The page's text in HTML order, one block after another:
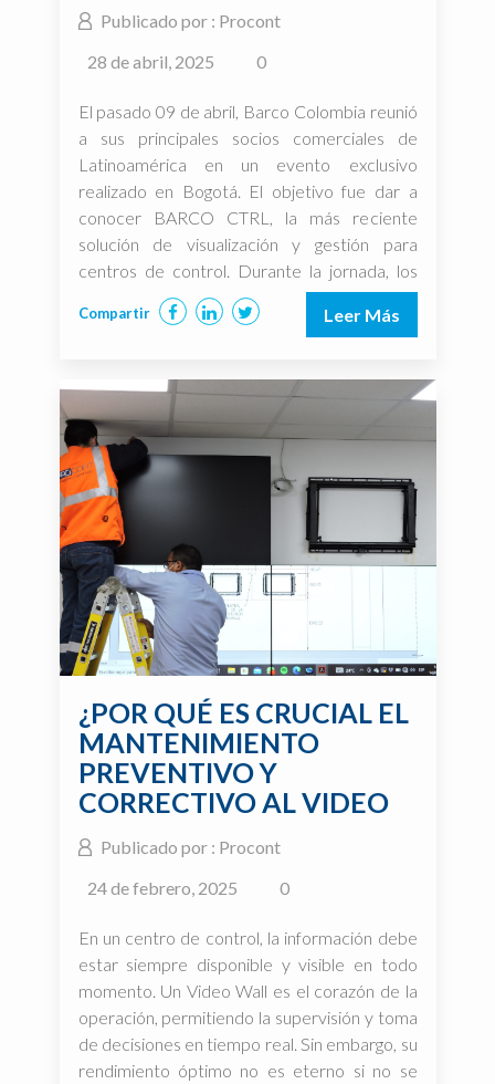
Publicado por : Procont
28 de abril, 2025
0
El pasado 09 de abril, Barco Colombia reunió
a sus principales socios comerciales de
Latinoamérica en un evento exclusivo
realizado en Bogotá. El objetivo fue dar a
conocer BARCO CTRL, la más reciente
solución de visualización y gestión para
centros de control. Durante la jornada, los
asistentes pudieron conocer de primera
mano las funcionalidades, características […]
Leer Más
Compartir
¿POR QUÉ ES CRUCIAL EL
MANTENIMIENTO
PREVENTIVO Y
CORRECTIVO AL VIDEO
WALL?
Publicado por : Procont
24 de febrero, 2025
0
En un centro de control, la información debe
estar siempre disponible y visible en todo
momento. Un Video Wall es el corazón de la
operación, permitiendo la supervisión y toma
de decisiones en tiempo real. Sin embargo, su
rendimiento óptimo no es eterno si no se